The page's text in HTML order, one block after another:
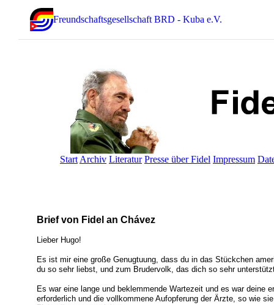
Freundschaftsgesellschaft BRD - Kuba e.V.
Start Archiv Literatur Presse über Fidel Impressum
Brief von Fidel an Chávez
Lieber Hugo!
Es ist mir eine große Genugtuung, dass du in das Stückchen
du so sehr liebst, und zum Brudervolk, das dich so sehr
Es war eine lange und beklemmende Wartezeit und es war deine
erforderlich und die vollkommene Aufopferung der Ärzte, so wie